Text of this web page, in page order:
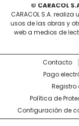
© CARACOL
CARACOL S.A.
usos de las obras y
web a medios de
Contacto
Pago
Registro
Política de
Configuración de